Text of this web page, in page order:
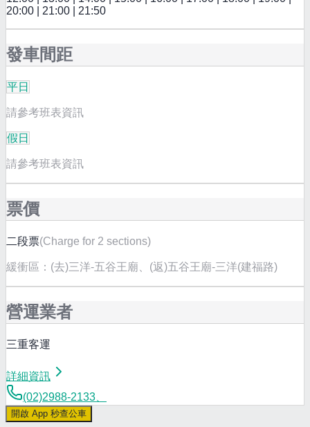
20:00 | 21:00 | 21:50
發車間距
平日
請參考班表資訊
假日
請參考班表資訊
票價
二段票(Charge for 2 sections)
緩衝區： (去)三洋-五谷王廟、(返)五谷王廟-三洋(建福路)
營運業者
三重客運
詳細資訊
(02)2988-2133、
開啟 App 秒查公車